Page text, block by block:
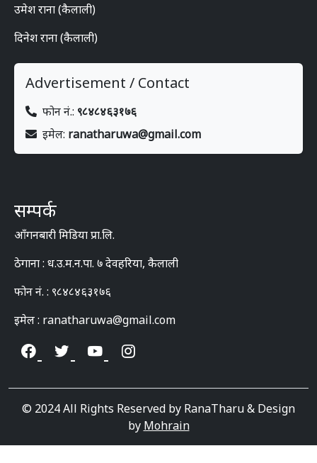
उमेश राना (कैलाली)
दिनेश राना (कैलाली)
Advertisement / Contact
फोन नं.: ९८४८४६३१७६
इमेल: ranatharuwa@gmail.com
सम्पर्क
आँगनबारी मिडिया प्रा.लि.
ठेगाना : ध.उ.म.न.पा. ७ देवहरिया, कैलाली
फोन नं. : ९८४८४६३१७६
इमेल : ranatharuwa@gmail.com
© 2024 All Rights Reserved by RanaTharu & Design
by Mohrain